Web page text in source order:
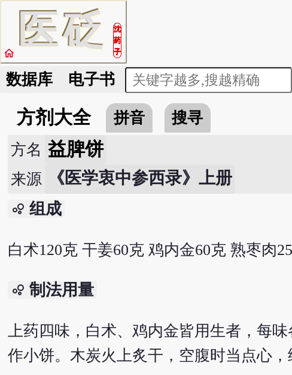
医砭
沈
药
子
home
数据库 电子书
方剂大全 拼音 搜寻
方名 益脾饼
来源 《医学衷中参西录》上册
bubble_chart 组成
白术120克 干姜60克 鸡内金60克 熟枣肉
bubble_chart 制法用量
上药四味，白术、鸡内金皆用生者，每
作小饼。木炭火上炙干，空腹时当点心，